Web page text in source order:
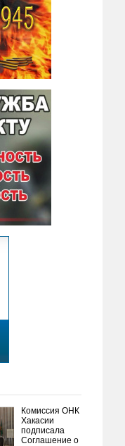
Комиссия ОНК
Хакасии
подписала
Соглашение о